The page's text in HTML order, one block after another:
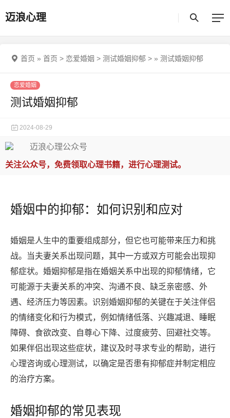
迈浪心理
首页 » 首页 > 恋爱婚姻 > 测试婚姻抑郁 > » 测试婚姻抑郁
恋爱婚姻
测试婚姻抑郁
2024-08-29
关注公众号，免费领取心理书籍，进行心理测试。
婚姻中的抑郁：如何识别和应对
婚姻是人生中的重要组成部分，但它也可能带来压力和挑
战。当夫妻关系出现问题，其中一方或双方可能会出现抑
郁症状。婚姻抑郁是指在婚姻关系中出现的抑郁情绪，它
可能源于夫妻关系的冲突、沟通不良、缺乏亲密感、外
遇、经济压力等因素。识别婚姻抑郁的关键在于关注伴侣
的情绪变化和行为模式，例如情绪低落、兴趣减退、睡眠
障碍、食欲改变、自尊心下降、过度疲劳、回避社交等。
如果伴侣出现这些症状，建议及时寻求专业的帮助，进行
心理咨询或心理测试，以确定是否患有抑郁症并制定相应
的治疗方案。
婚姻抑郁的常见表现